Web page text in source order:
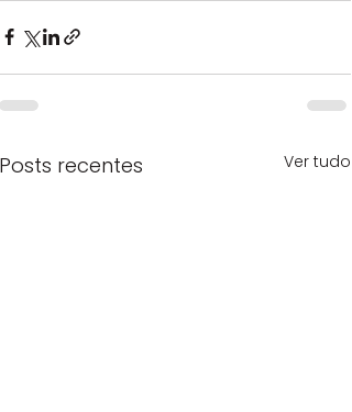
Posts recentes Ver tudo